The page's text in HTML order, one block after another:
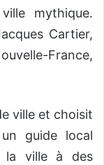
mythique.
Cartier,
France,
ville et choisit
guide local
la ville à des